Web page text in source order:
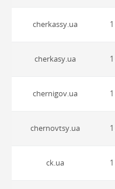
cherkassy.ua
cherkasy.ua
chernigov.ua
chernovtsy.ua
ck.ua